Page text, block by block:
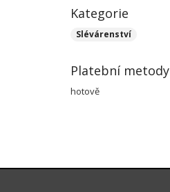
Kategorie
Slévárenství
Platební metody
hotově